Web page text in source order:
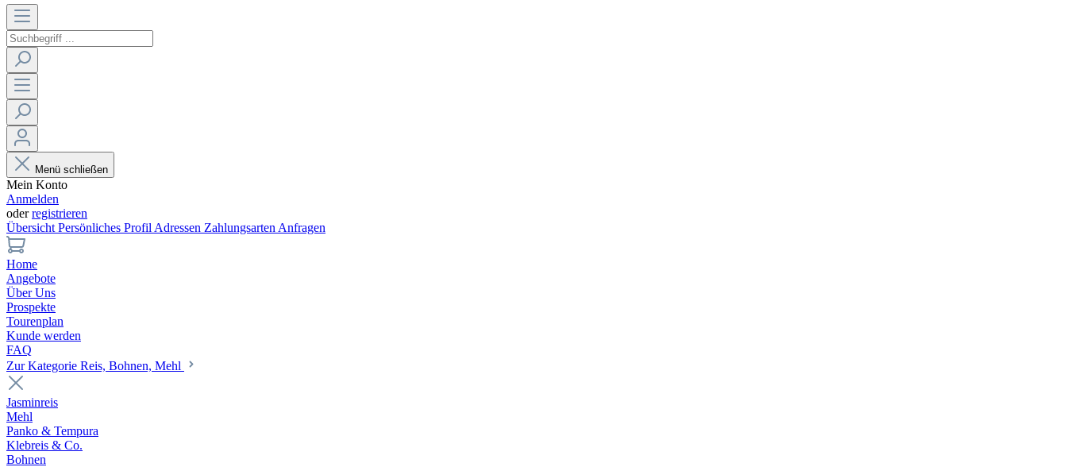
Menü schließen
Mein Konto
Anmelden
oderregistrieren
Übersicht Persönliches Profil Adressen Zahlungsarten Anfragen
Home
Angebote
Über Uns
Prospekte
Tourenplan
Kunde werden
FAQ
Zur Kategorie Reis, Bohnen, Mehl
Jasminreis
Mehl
Panko & Tempura
Klebreis & Co.
Bohnen